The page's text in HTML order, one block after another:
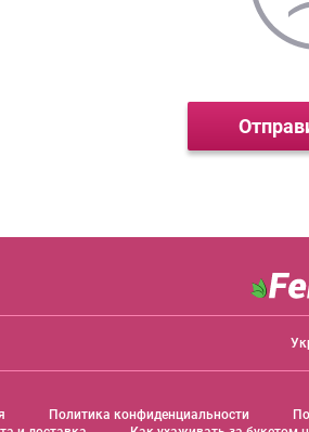
Политика конфиденциальности